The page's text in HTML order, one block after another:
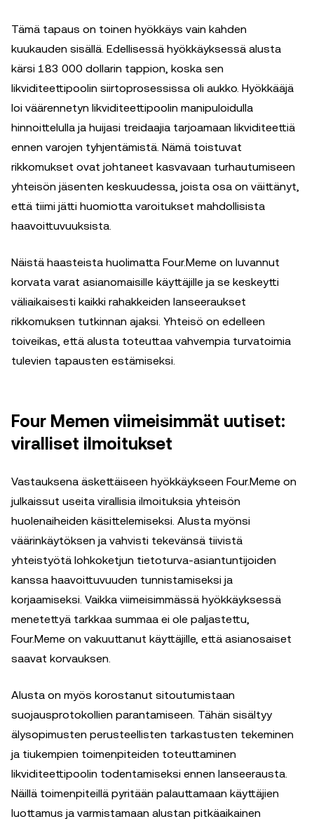
Tämä tapaus on toinen hyökkäys vain kahden
kuukauden sisällä. Edellisessä hyökkäyksessä alusta
kärsi 183 000 dollarin tappion, koska sen
likviditeettipoolin siirtoprosessissa oli aukko. Hyökkääjä
loi väärennetyn likviditeettipoolin manipuloidulla
hinnoittelulla ja huijasi treidaajia tarjoamaan likviditeettiä
ennen varojen tyhjentämistä. Nämä toistuvat
rikkomukset ovat johtaneet kasvavaan turhautumiseen
yhteisön jäsenten keskuudessa, joista osa on väittänyt,
että tiimi jätti huomiotta varoitukset mahdollisista
haavoittuvuuksista.
Näistä haasteista huolimatta Four.Meme on luvannut
korvata varat asianomaisille käyttäjille ja se keskeytti
väliaikaisesti kaikki rahakkeiden lanseeraukset
rikkomuksen tutkinnan ajaksi. Yhteisö on edelleen
toiveikas, että alusta toteuttaa vahvempia turvatoimia
tulevien tapausten estämiseksi.
Four Memen viimeisimmät uutiset:
viralliset ilmoitukset
Vastauksena äskettäiseen hyökkäykseen Four.Meme on
julkaissut useita virallisia ilmoituksia yhteisön
huolenaiheiden käsittelemiseksi. Alusta myönsi
väärinkäytöksen ja vahvisti tekevänsä tiivistä
yhteistyötä lohkoketjun tietoturva-asiantuntijoiden
kanssa haavoittuvuuden tunnistamiseksi ja
korjaamiseksi. Vaikka viimeisimmässä hyökkäyksessä
menetettyä tarkkaa summaa ei ole paljastettu,
Four.Meme on vakuuttanut käyttäjille, että asianosaiset
saavat korvauksen.
Alusta on myös korostanut sitoutumistaan
suojausprotokollien parantamiseen. Tähän sisältyy
älysopimusten perusteellisten tarkastusten tekeminen
ja tiukempien toimenpiteiden toteuttaminen
likviditeettipoolin todentamiseksi ennen lanseerausta.
Näillä toimenpiteillä pyritään palauttamaan käyttäjien
luottamus ja varmistamaan alustan pitkäaikainen